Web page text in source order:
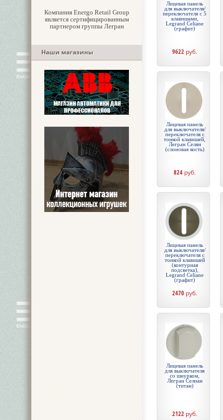
Компания Energo Retail Group
является сертифицированным
партнером группы Легран
Наши магазины
Лицевая панель
для выключателя/
переключателя с 5
клавишами,
Legrand Celiane
(графит)
9622 руб.
Лицевая панель
для выключателя/
переключателя с
тонкой клавишей,
Легран Селян
(слоновая кость)
824 руб.
Лицевая панель
для выключателя/
переключателя с
тонкой клавишей
(контурная
подсветка),
Legrand Celiane
(графит)
2470 руб.
Лицевая панель
для выключателя
со шнурком,
Легран Селиан
(титан)
2122 руб.